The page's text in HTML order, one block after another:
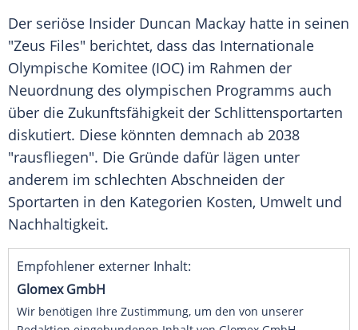
Der seriöse Insider Duncan Mackay hatte in seinen
"Zeus Files" berichtet, dass das Internationale
Olympische Komitee (IOC) im Rahmen der
Neuordnung des olympischen Programms auch
über die Zukunftsfähigkeit der Schlittensportarten
diskutiert. Diese könnten demnach ab 2038
"rausfliegen". Die Gründe dafür lägen unter
anderem im schlechten Abschneiden der
Sportarten in den Kategorien Kosten, Umwelt und
Nachhaltigkeit.
Empfohlener externer Inhalt:
Glomex GmbH
Wir benötigen Ihre Zustimmung, um den von unserer